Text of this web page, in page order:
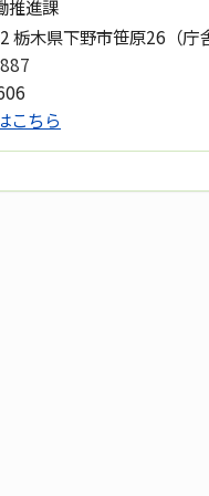
推進課
栃木県下野市笹原26（庁
こちら